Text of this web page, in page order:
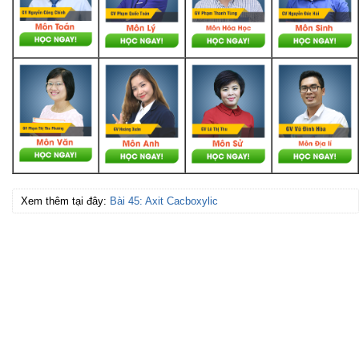
Xem thêm tại đây: Bài 45: Axit Cacboxylic